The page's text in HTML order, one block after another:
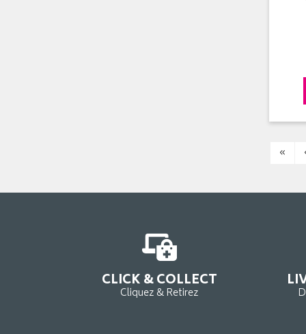
«
CLICK & COLLECT
Cliquez & Retirez